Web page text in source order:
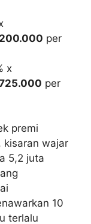
per
x
per
premi
kisaran wajar
5,2 juta
10
terlalu